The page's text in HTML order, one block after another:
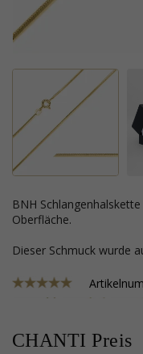
BNH Schlangenhalskette aus 14 Karat Gold mit Facette
Oberfläche.
Dieser Schmuck wurde
CHANTI Preis